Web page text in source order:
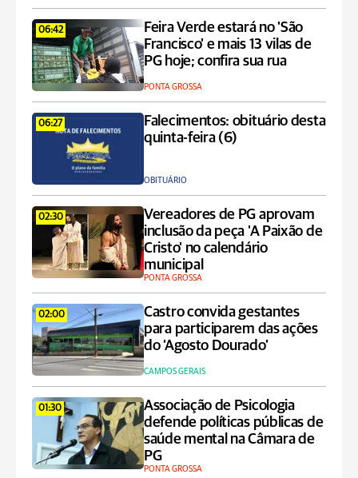
06:42
Feira Verde estará no 'São
Francisco' e mais 13 vilas de
PG hoje; confira sua rua
PONTA GROSSA
06:27
Falecimentos: obituário desta
quinta-feira (6)
OBITUÁRIO
02:30
Vereadores de PG aprovam
inclusão da peça 'A Paixão de
Cristo' no calendário
municipal
PONTA GROSSA
02:00
Castro convida gestantes
para participarem das ações
do ‘Agosto Dourado’
CAMPOS GERAIS
01:30
Associação de Psicologia
defende políticas públicas de
saúde mental na Câmara de
PG
PONTA GROSSA